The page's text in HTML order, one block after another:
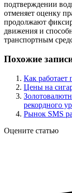
подтверждении
отменяет оценку
продолжают
движения и
транспортным
Похожие
Как работает
Цены на
рекордного
Рынок SMS
Оцените статью